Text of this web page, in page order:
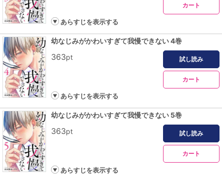
カート
あらすじを表示する
幼なじみがかわいすぎて我慢できない 4巻
363pt 試し読み
カート
あらすじを表示する
幼なじみがかわいすぎて我慢できない 5巻
363pt 試し読み
カート
あらすじを表示する